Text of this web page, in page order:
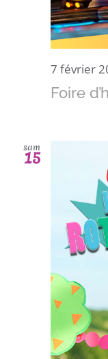
7 février
Foire
sam
15